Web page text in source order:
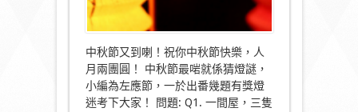
送
Coupon〉
中
中秋節又到喇！祝你中秋節快樂，人
月兩團圓！ 中秋節最啱就係猜燈謎，
小編為左應節，一於出番幾題有獎燈
迷考下大家！ 問題: Q1. 一間屋，三隻